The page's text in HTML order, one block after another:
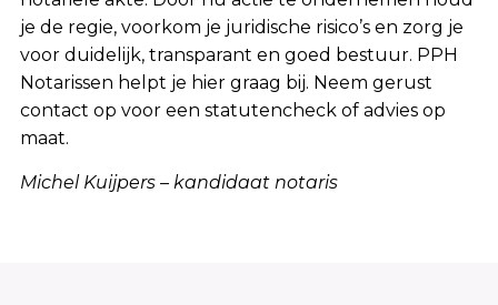
je de regie, voorkom je juridische risico’s en zorg je
voor duidelijk, transparant en goed bestuur. PPH
Notarissen helpt je hier graag bij. Neem gerust
contact op voor een statutencheck of advies op
maat.
Michel Kuijpers – kandidaat notaris